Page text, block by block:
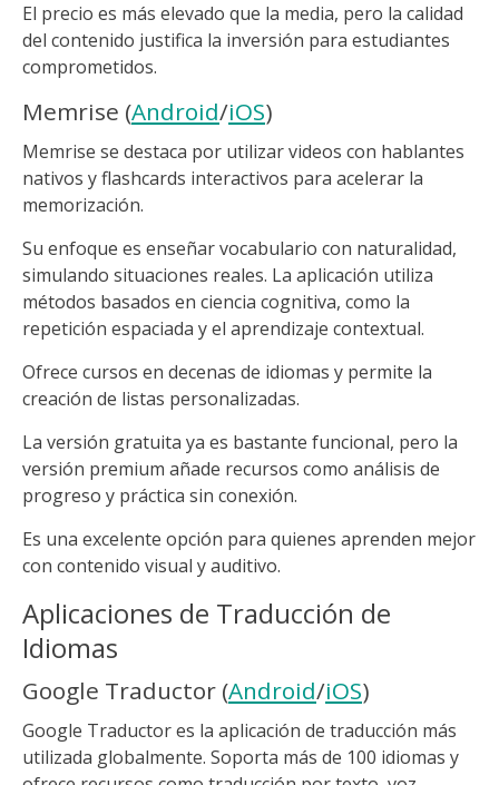
El precio es más elevado que la media, pero la calidad
del contenido justifica la inversión para estudiantes
comprometidos.
Memrise (Android/iOS)
Memrise se destaca por utilizar videos con hablantes
nativos y flashcards interactivos para acelerar la
memorización.
Su enfoque es enseñar vocabulario con naturalidad,
simulando situaciones reales. La aplicación utiliza
métodos basados en ciencia cognitiva, como la
repetición espaciada y el aprendizaje contextual.
Ofrece cursos en decenas de idiomas y permite la
creación de listas personalizadas.
La versión gratuita ya es bastante funcional, pero la
versión premium añade recursos como análisis de
progreso y práctica sin conexión.
Es una excelente opción para quienes aprenden mejor
con contenido visual y auditivo.
Aplicaciones de Traducción de
Idiomas
Google Traductor (Android/iOS)
Google Traductor es la aplicación de traducción más
utilizada globalmente. Soporta más de 100 idiomas y